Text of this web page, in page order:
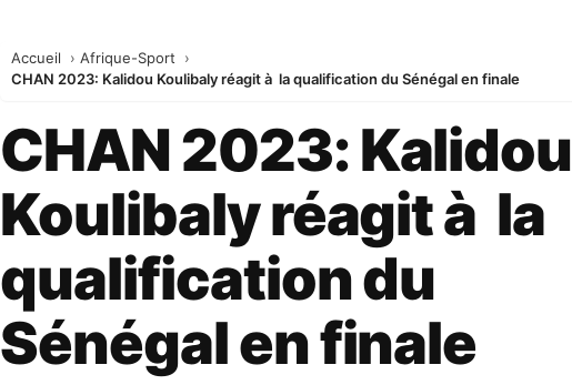
Accueil
Afrique-Sport
CHAN 2023: Kalidou Koulibaly réagit à la qualification du Sénégal en finale
CHAN 2023: Kalidou
Koulibaly réagit à la
qualification du
Sénégal en finale